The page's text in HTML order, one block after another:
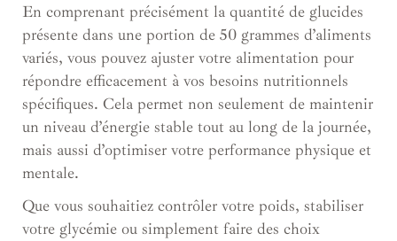
En comprenant précisément la quantité de glucides
présente dans une portion de 50 grammes d’aliments
variés, vous pouvez ajuster votre alimentation pour
répondre efficacement à vos besoins nutritionnels
spécifiques. Cela permet non seulement de maintenir
un niveau d’énergie stable tout au long de la journée,
mais aussi d’optimiser votre performance physique et
mentale.
Que vous souhaitiez contrôler votre poids, stabiliser
votre glycémie ou simplement faire des choix